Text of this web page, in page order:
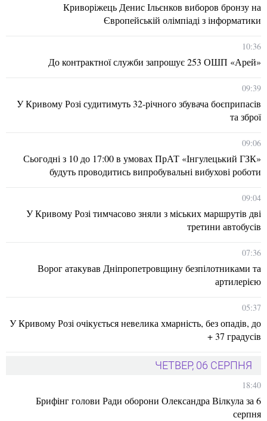
Криворіжець Денис Ільєнков виборов бронзу на
Європейській олімпіаді з інформатики
10:36
До контрактної служби запрошує 253 ОШП «Арей»
09:39
У Кривому Розі судитимуть 32-річного збувача боєприпасів
та зброї
09:06
Сьогодні з 10 до 17:00 в умовах ПрАТ «Інгулецький ГЗК»
будуть проводитись випробувальні вибухові роботи
09:04
У Кривому Розі тимчасово зняли з міських маршрутів дві
третини автобусів
07:36
Ворог атакував Дніпропетровщину безпілотниками та
артилерією
05:37
У Кривому Розі очікується невелика хмарність, без опадів, до
+ 37 градусів
ЧЕТВЕР, 06 СЕРПНЯ
18:40
Брифінг голови Ради оборони Олександра Вілкула за 6
серпня